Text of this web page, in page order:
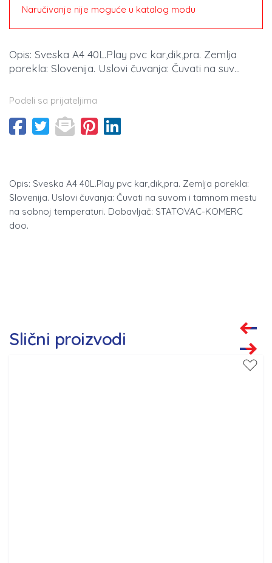
Naručivanje nije moguće u katalog modu
Opis: Sveska A4 40L.Play pvc kar,dik,pra. Zemlja
porekla: Slovenija. Uslovi čuvanja: Čuvati na suv...
Podeli sa prijateljima
Opis: Sveska A4 40L.Play pvc kar,dik,pra. Zemlja porekla:
Slovenija. Uslovi čuvanja: Čuvati na suvom i tamnom mestu
na sobnoj temperaturi. Dobavljač: STATOVAC-KOMERC
doo.
Slični proizvodi